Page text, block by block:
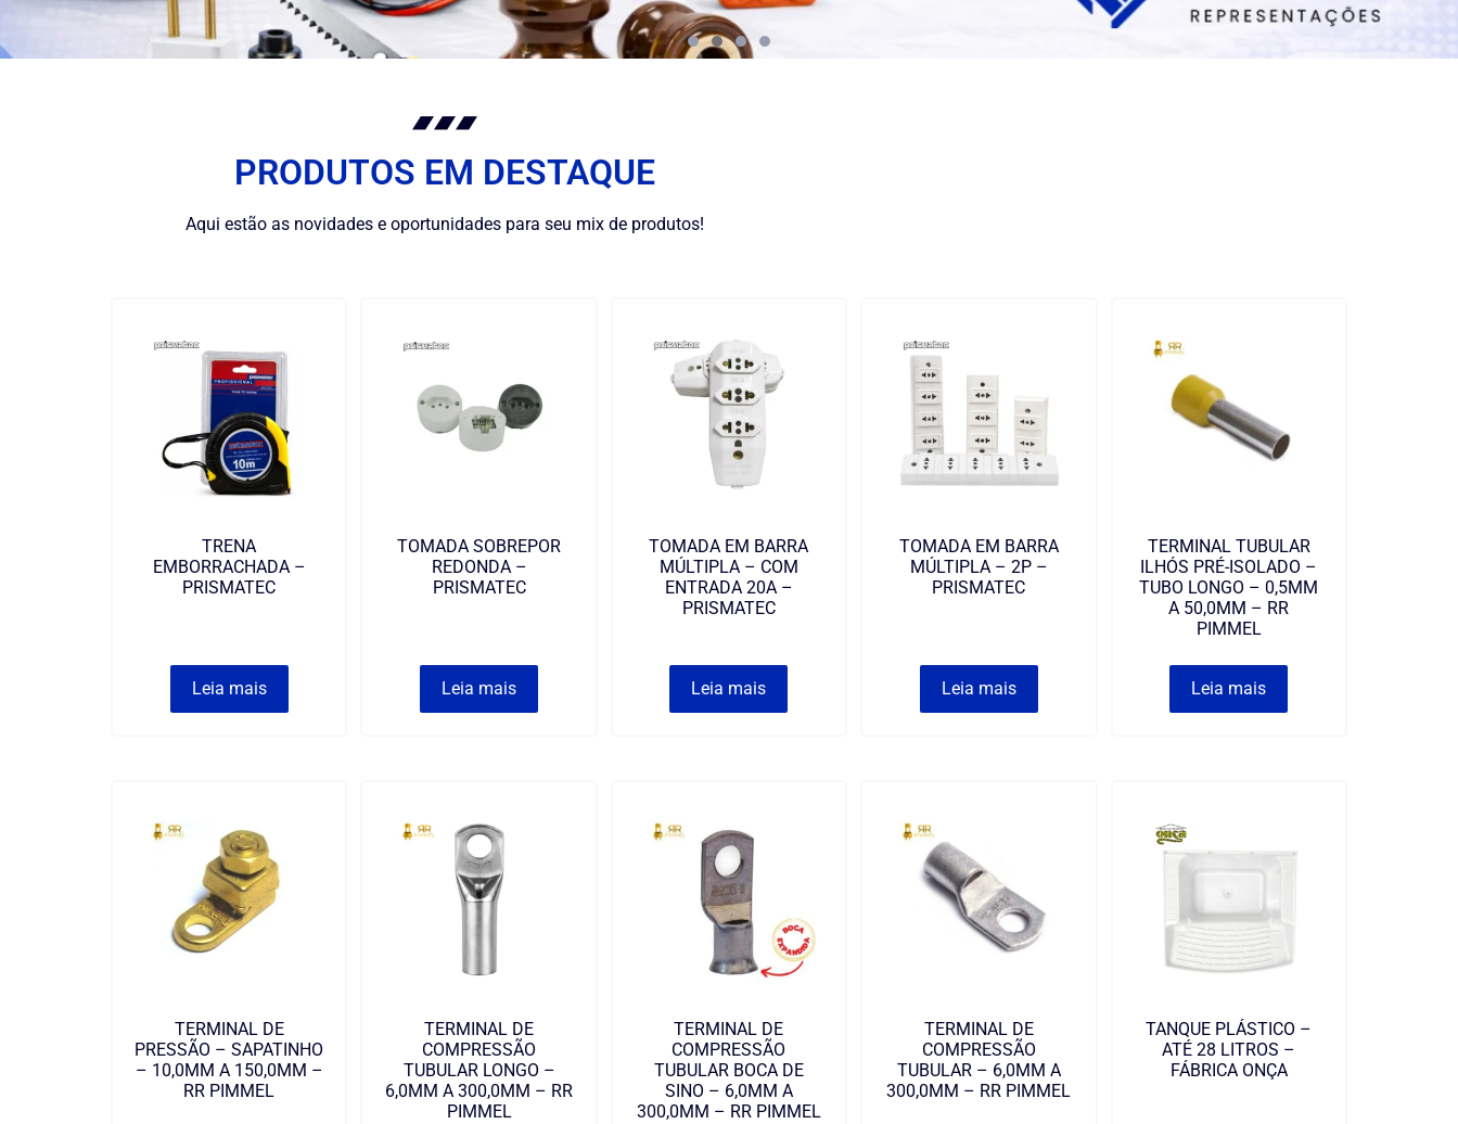
PRODUTOS EM DESTAQUE
Aqui estão as novidades e oportunidades para seu mix de produtos!
TRENA
EMBORRACHADA –
PRISMATEC
Leia mais
TOMADA SOBREPOR
REDONDA –
PRISMATEC
Leia mais
TOMADA EM BARRA
MÚLTIPLA – COM
ENTRADA 20A –
PRISMATEC
Leia mais
TOMADA EM BARRA
MÚLTIPLA – 2P –
PRISMATEC
Leia mais
TERMINAL TUBULAR
ILHÓS PRÉ-ISOLADO –
TUBO LONGO – 0,5MM
A 50,0MM – RR
PIMMEL
Leia mais
TERMINAL DE
PRESSÃO – SAPATINHO
– 10,0MM A 150,0MM –
RR PIMMEL
TERMINAL DE
COMPRESSÃO
TUBULAR LONGO –
6,0MM A 300,0MM – RR
PIMMEL
TERMINAL DE
COMPRESSÃO
TUBULAR BOCA DE
SINO – 6,0MM A
300,0MM – RR PIMMEL
TERMINAL DE
COMPRESSÃO
TUBULAR – 6,0MM A
300,0MM – RR PIMMEL
TANQUE PLÁSTICO –
ATÉ 28 LITROS –
FÁBRICA ONÇA